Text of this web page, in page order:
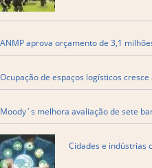
ANMP aprova orçamento de 3,1
Ocupação de espaços logísticos cresce
Moody´s melhora avaliação de sete
Cidades e indústrias